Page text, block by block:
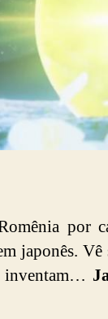
por
japonês. Vê
inventam…